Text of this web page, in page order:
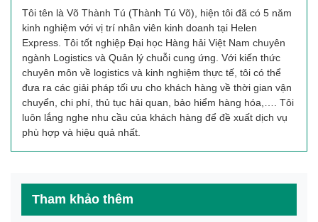
Tôi tên là Võ Thành Tú (Thành Tú Võ), hiện tôi đã có 5 năm
kinh nghiệm với vị trí nhân viên kinh doanh tại Helen
Express. Tôi tốt nghiệp Đại học Hàng hải Việt Nam chuyên
ngành Logistics và Quản lý chuỗi cung ứng. Với kiến thức
chuyên môn về logistics và kinh nghiệm thực tế, tôi có thể
đưa ra các giải pháp tối ưu cho khách hàng về thời gian vận
chuyển, chi phí, thủ tục hải quan, bảo hiểm hàng hóa,…. Tôi
luôn lắng nghe nhu cầu của khách hàng để đề xuất dịch vụ
phù hợp và hiệu quả nhất.
Tham khảo thêm